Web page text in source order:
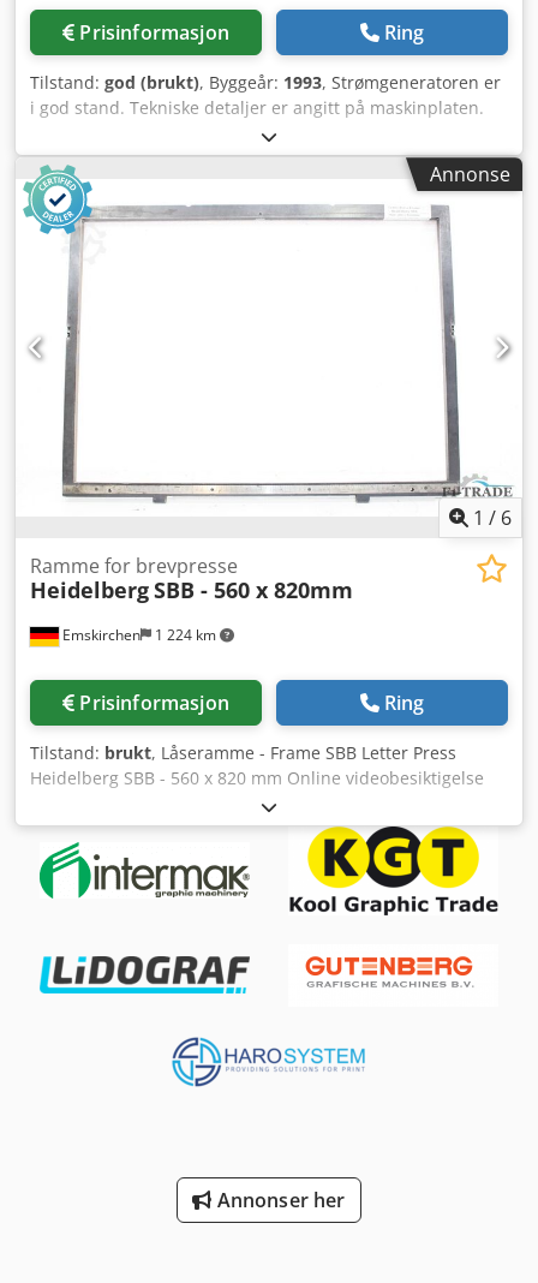
og nøyaktighet av disse dataene.
Prisinformasjon Ring
Tilstand: god (brukt), Byggeår: 1993, Strømgeneratoren er
i god stand. Tekniske detaljer er angitt på maskinplaten.
Annonse
1 / 6
Emskirchen 1 224 km
Ramme for brevpresse
HeidelbergSBB - 560 x 820mm
Prisinformasjon Ring
Tilstand: brukt, Låseramme - Frame SBB Letter Press
Heidelberg SBB - 560 x 820 mm Online videobesiktigelse
via Skype-video Vi vil bli svært glade for et besøk fra deg –
flere maskiner på lager Tilgjengelig umiddelbart – Kan
inspiseres Dksdpfxjrffm Nj Apaer På lager i Emskirchen /
Nürnberg – Kan testes
Annonser her